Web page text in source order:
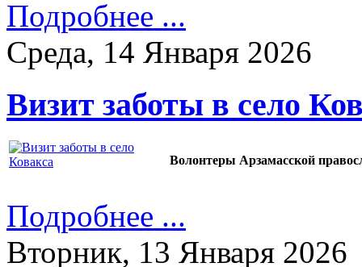
Подробнее ...
Среда, 14 Января 2026
Визит заботы в село
Волонтеры Арзамасской
Подробнее ...
Вторник, 13 Января 2026